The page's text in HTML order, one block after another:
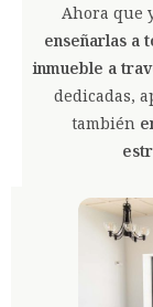
Ahora que
enseñarlas a
inmueble a
dedicadas,
también